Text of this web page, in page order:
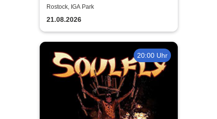
Rostock, IGA Park
21.08.2026
20:00 Uhr